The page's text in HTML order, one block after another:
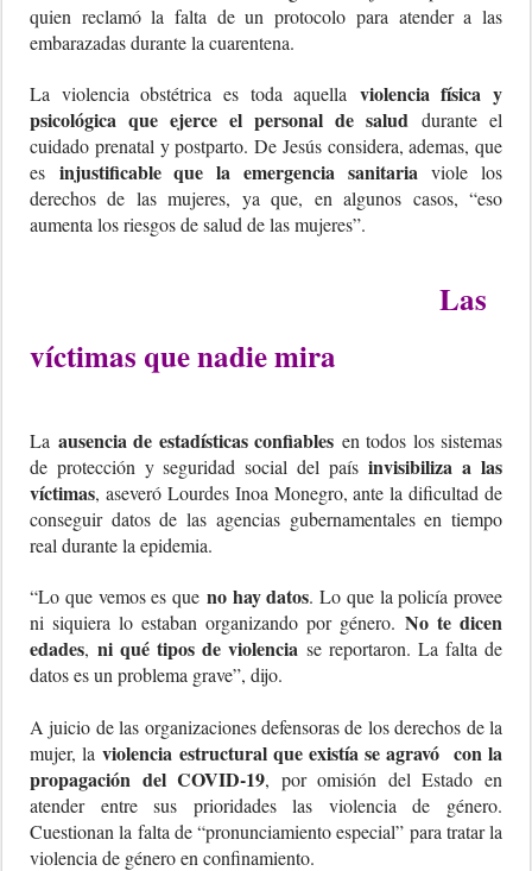
quien reclamó la falta de un protocolo para atender a las
embarazadas durante la cuarentena.
La violencia obstétrica es toda aquella violencia física y
psicológica que ejerce el personal de salud durante el
cuidado prenatal y postparto. De Jesús considera, ademas, que
es injustificable que la emergencia sanitaria viole los
derechos de las mujeres, ya que, en algunos casos, “eso
aumenta los riesgos de salud de las mujeres”.
Las
víctimas que nadie mira
La ausencia de estadísticas confiables en todos los sistemas
de protección y seguridad social del paísinvisibiliza a las
víctimas, aseveró Lourdes Inoa Monegro, ante la dificultad de
conseguir datos de las agencias gubernamentales en tiempo
real durante la epidemia.
“Lo que vemos es que no hay datos. Lo que la policía provee
ni siquiera lo estaban organizando por género. No te dicen
edades, ni qué tipos de violencia se reportaron. La falta de
datos es un problema grave”, dijo.
A juicio de las organizaciones defensoras de los derechos de la
mujer, laviolencia estructural que existía se agravó con la
propagación del COVID-19, por omisión del Estado en
atender entre sus prioridades las violencia de género.
Cuestionan la falta de “pronunciamiento especial” para tratar la
violencia de género en confinamiento.